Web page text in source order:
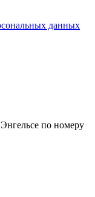
данных
по номеру